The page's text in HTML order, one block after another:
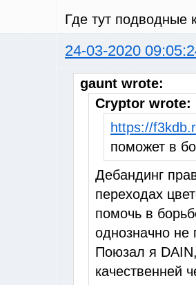
Где тут подводные
24-03-2020
gaunt wrote:
Cryptor wrote:
https://
поможет в
Дебандинг
переходах
помочь в
однозначно не
Поюзал я
качественней